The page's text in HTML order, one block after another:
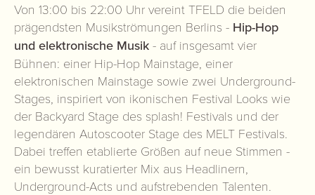
Von 13:00 bis 22:00 Uhr vereint TFELD die beiden
prägendsten Musikströmungen Berlins - Hip-Hop
und elektronische Musik - auf insgesamt vier
Bühnen: einer Hip-Hop Mainstage, einer
elektronischen Mainstage sowie zwei Underground-
Stages, inspiriert von ikonischen Festival Looks wie
der Backyard Stage des splash! Festivals und der
legendären Autoscooter Stage des MELT Festivals.
Dabei treffen etablierte Größen auf neue Stimmen -
ein bewusst kuratierter Mix aus Headlinern,
Underground-Acts und aufstrebenden Talenten.